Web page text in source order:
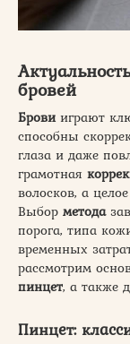
бровей
Бровииграют
способны
глаза и даже
грамотная
волосков, а
Выбор метода
порога, типа
временных
рассмотрим
пинцет, а также
Пинцет: